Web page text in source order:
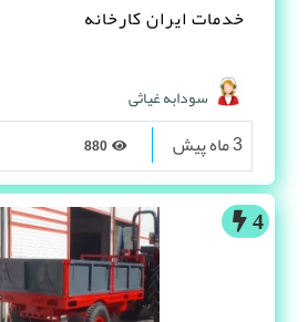
خدمات ایران کارخانه
سودابه غیاثی
3 ماه پیش
4